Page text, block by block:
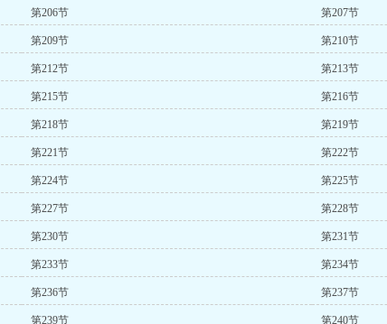
第206节 第207节
第209节 第210节
第212节 第213节
第215节 第216节
第218节 第219节
第221节 第222节
第224节 第225节
第227节 第228节
第230节 第231节
第233节 第234节
第236节 第237节
第239节 第240节